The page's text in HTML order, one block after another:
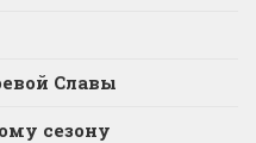
Славы
сезону